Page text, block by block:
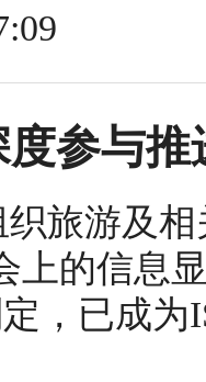
参与
旅游及
上的信息
，已成为